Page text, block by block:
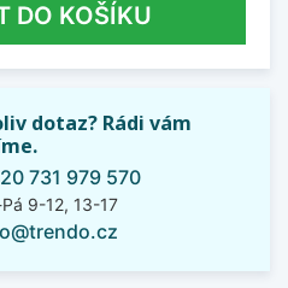
DO KOŠÍKU
dotaz? Rádi vám
731 979 570
9-12, 13-17